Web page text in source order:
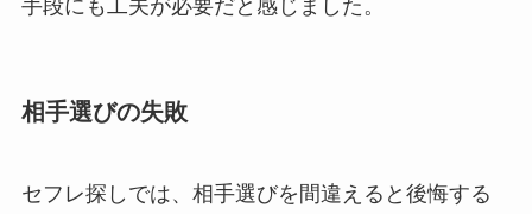
手段にも工夫が必要だと感じました。
相手選びの失敗
セフレ探しでは、相手選びを間違えると後悔する